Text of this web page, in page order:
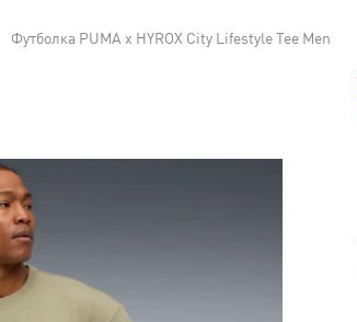
Футболка PUMA x HYROX City Lifestyle Tee Men